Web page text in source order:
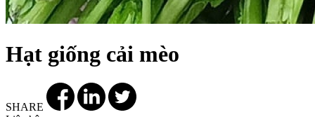
Hạt giống cải mèo
SHARE